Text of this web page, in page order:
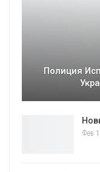
Полиция
Фев